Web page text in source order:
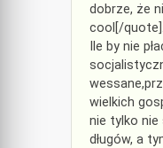
dobrze, że
cool[/quote].
Ile by nie
wielkich
nie tylko nie
długów, a